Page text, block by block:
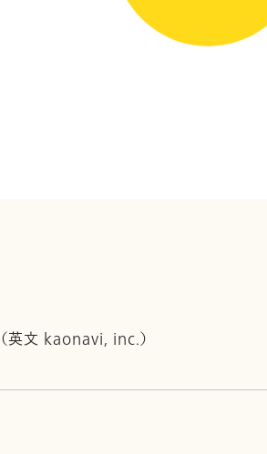
英文 kaonavi, inc.）